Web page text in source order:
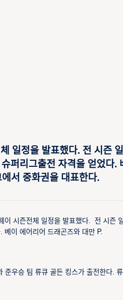
일정을 발표했다. 전 시즌
퍼리그출전 자격을 얻었다.
서 중화권을 대표한다.
시즌전체 일정을 발표했다. 전 시즌
이 에어리어 드래곤즈와 대만 P.
준우승 팀 류큐 골든 킹스가 출전한다.